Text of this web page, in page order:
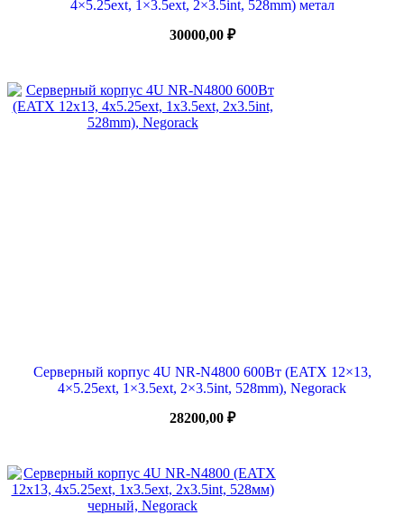
4×5.25ext, 1×3.5ext, 2×3.5int, 528mm) метал
30000,00 ₽
Серверный корпус 4U NR-N4800 600Вт (EATX 12×13,
4×5.25ext, 1×3.5ext, 2×3.5int, 528mm), Negorack
28200,00 ₽